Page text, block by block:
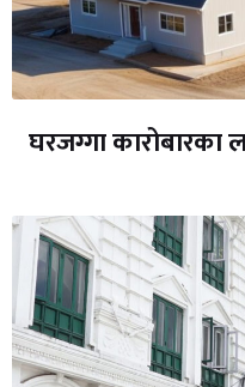
घरजग्गा कारोबारका